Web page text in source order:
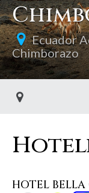
Ecuador
Chimborazo
HOTEL